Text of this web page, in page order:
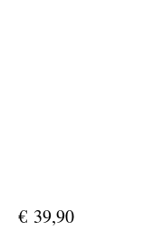
€ 39,90